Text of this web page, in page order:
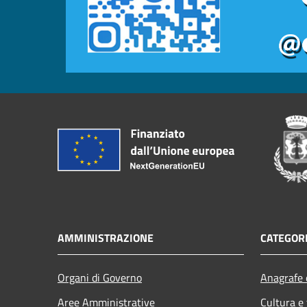
AMMINISTRAZIONE
Organi di Governo
Aree Amministrative
Cultura